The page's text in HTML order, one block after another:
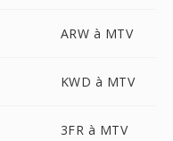
ARW à MTV
KWD à MTV
3FR à MTV